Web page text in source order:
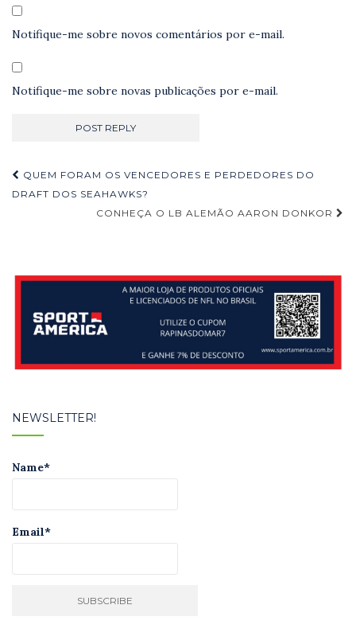
Notifique-me sobre novos comentários por e-mail.
Notifique-me sobre novas publicações por e-mail.
Navegação
de
QUEM FORAM OS VENCEDORES E PERDEDORES DO
DRAFT DOS SEAHAWKS?
CONHEÇA O LB ALEMÃO AARON DONKOR
NEWSLETTER!
Name*
Email*